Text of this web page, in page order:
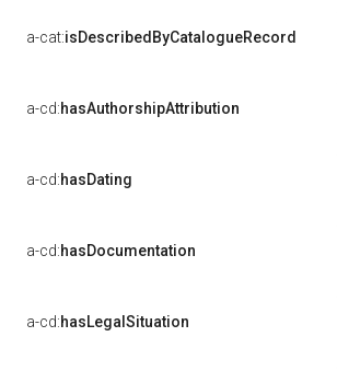
a-cat:isDescribedByCatalogueRecord
a-cd:hasAuthorshipAttribution
a-cd:hasDating
a-cd:hasDocumentation
a-cd:hasLegalSituation